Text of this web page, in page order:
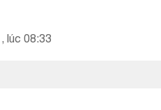
lúc 08:33